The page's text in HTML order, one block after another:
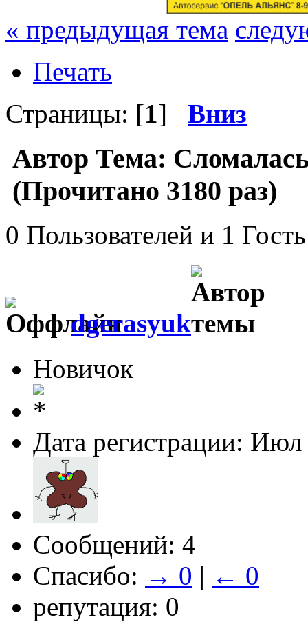
« предыдущая тема
Печать
Страницы: [1] Вниз
Автор Тема:
(Прочитано 3180 раз)
0 Пользователей и 1
dgerasyuk
Новичок
Дата регистрации:
Сообщений: 4
Спасибо: → 0 | ← 0
репутация: 0